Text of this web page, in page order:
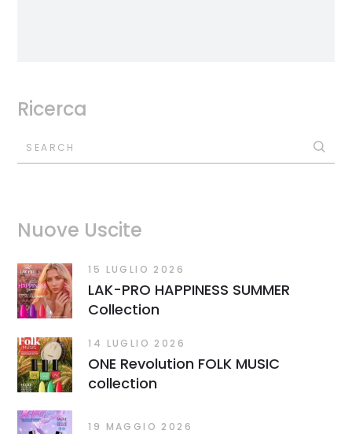
Ricerca
SEARCH
Nuove Uscite
15 LUGLIO 2026
LAK-PRO HAPPINESS SUMMER
Collection
14 LUGLIO 2026
ONE Revolution FOLK MUSIC
collection
19 MAGGIO 2026